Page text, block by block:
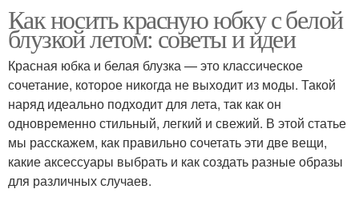
Как носить красную юбку с белой
блузкой летом: советы и идеи
Красная юбка и белая блузка — это классическое
сочетание, которое никогда не выходит из моды. Такой
наряд идеально подходит для лета, так как он
одновременно стильный, легкий и свежий. В этой статье
мы расскажем, как правильно сочетать эти две вещи,
какие аксессуары выбрать и как создать разные образы
для различных случаев.